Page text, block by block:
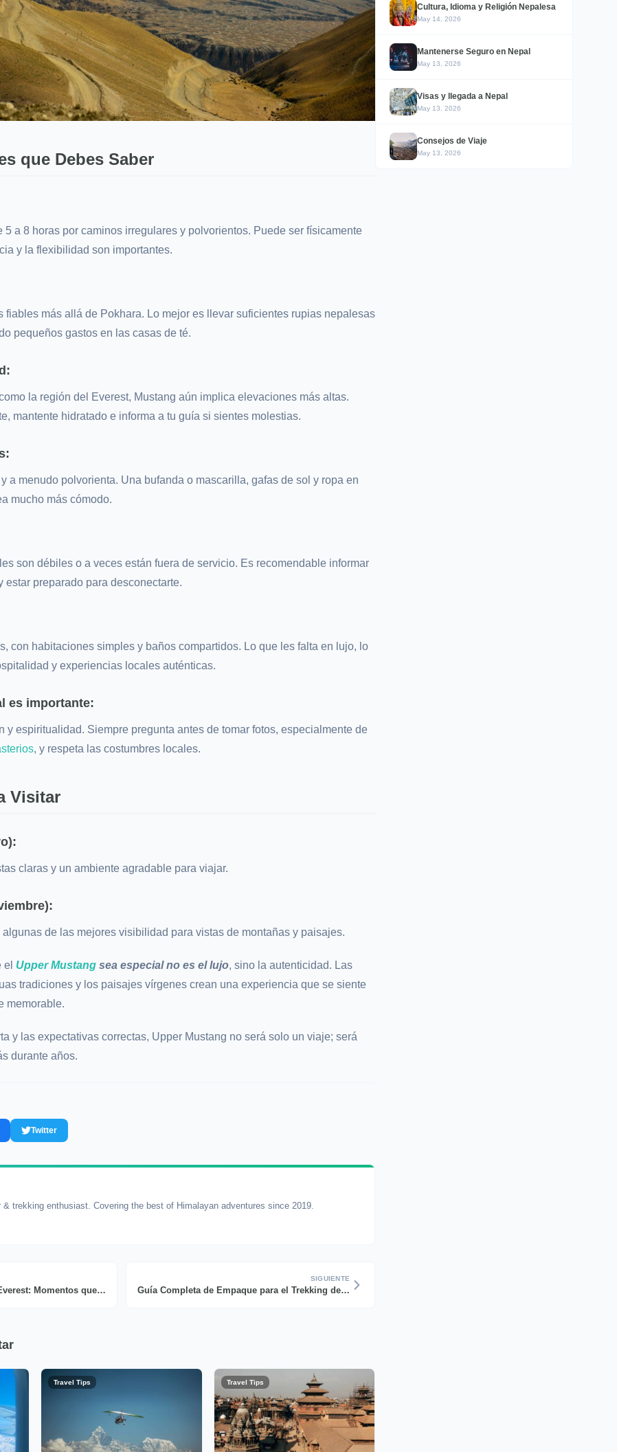
que Debes Saber
5 a 8 horas por caminos irregulares y polvorientos. Puede ser físicamente
y la flexibilidad son importantes.
fiables más allá de Pokhara. Lo mejor es llevar suficientes rupias nepalesas
pequeños gastos en las casas de té.
la región del Everest, Mustang aún implica elevaciones más altas.
mantente hidratado e informa a tu guía si sientes molestias.
a menudo polvorienta. Una bufanda o mascarilla, gafas de sol y ropa en
mucho más cómodo.
son débiles o a veces están fuera de servicio. Es recomendable informar
preparado para desconectarte.
con habitaciones simples y baños compartidos. Lo que les falta en lujo, lo
y experiencias locales auténticas.
es importante:
y espiritualidad. Siempre pregunta antes de tomar fotos, especialmente de
, y respeta las costumbres locales.
Visitar
claras y un ambiente agradable para viajar.
de las mejores visibilidad para vistas de montañas y paisajes.
el Upper Mustang sea especial no es el lujo, sino la autenticidad. Las
tradiciones y los paisajes vírgenes crean una experiencia que se siente
memorable.
y las expectativas correctas, Upper Mustang no será solo un viaje; será
durante años.
Twitter
& trekking enthusiast. Covering the best of Himalayan adventures since 2019.
Trek al Campo Base del Everest: Momentos que lo Hacen Inolvidable
SIGUIENTE
Guía Completa de Empaque para el Trekking de Langtang: Esenciales que No Debes Perderte
Travel Tips Travel Tips
Cultura, Idioma y Religión Nepalesa
May 14, 2026
Mantenerse Seguro en Nepal
May 13, 2026
Visas y llegada a Nepal
May 13, 2026
Consejos de Viaje
May 13, 2026